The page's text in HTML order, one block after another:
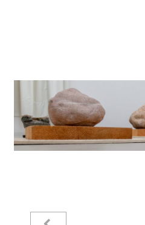
Startseite
Aktuelles
Eliashof
Neuzugänge